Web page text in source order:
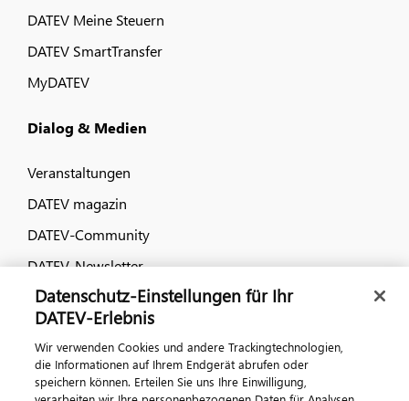
DATEV Meine Steuern
DATEV SmartTransfer
MyDATEV
Dialog & Medien
Veranstaltungen
DATEV magazin
DATEV-Community
DATEV-Newsletter
Kontaktieren Sie uns
Datenschutz-Einstellungen für Ihr
DATEV-Erlebnis
Wir verwenden Cookies und andere Trackingtechnologien,
die Informationen auf Ihrem Endgerät abrufen oder
speichern können. Erteilen Sie uns Ihre Einwilligung,